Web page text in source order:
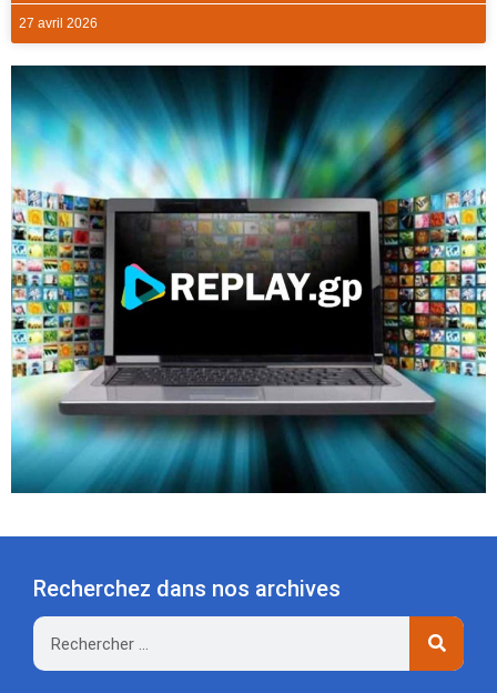
27 avril 2026
Recherchez dans nos archives
Rechercher